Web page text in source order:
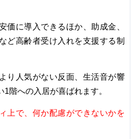
価に導入できるほか、助成金、
ど高齢者受け入れを支援する制
り人気がない反面、生活音が響
階への入居が喜ばれます。
上で、何か配慮ができないかを